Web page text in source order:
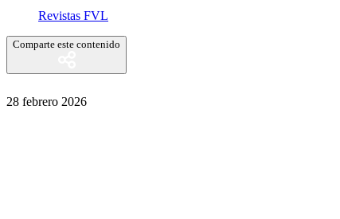
Revistas FVL
Comparte este contenido
28 febrero 2026